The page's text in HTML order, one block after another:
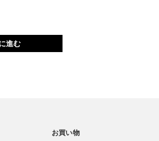
進む
お買い物